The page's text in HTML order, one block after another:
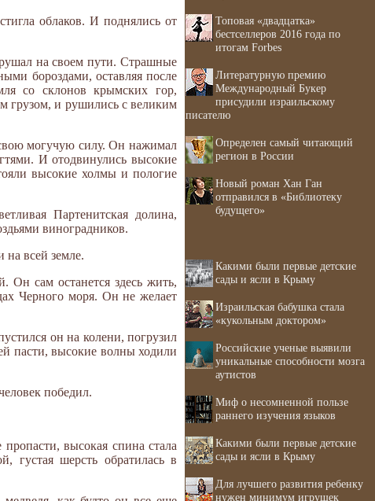
облаков. И поднялись от
на своем пути. Страшные
бороздами, оставляя после
со склонов крымских гор,
грузом, и рушились с великим
могучую силу. Он нажимал
И отодвинулись высокие
высокие холмы и пологие
Партенитская долина,
виноградников.
на всей земле.
Он сам останется здесь жить,
Черного моря. Он не желает
он на колени, погрузил
пасти, высокие волны ходили
победил.
высокая спина стала
густая шерсть обратилась в
Топовая «двадцатка»
бестселлеров 2016 года по
итогам Forbes
Литературную премию
Международный Букер
присудили израильскому
писателю
Определен самый читающий
регион в России
Новый роман Хан Ган
отправился в «Библиотеку
будущего»
Какими были первые детские
сады и ясли в Крыму
Израильская бабушка стала
«кукольным доктором»
Российские ученые выявили
уникальные способности мозга
аутистов
Миф о несомненной пользе
раннего изучения языков
Какими были первые детские
сады и ясли в Крыму
Для лучшего развития ребенку
нужен минимум игрушек